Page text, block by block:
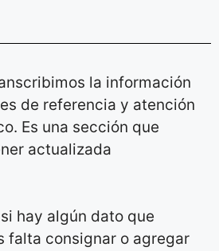
la información
de referencia y atención
Es una sección que
actualizada
hay algún dato que
falta consignar o agregar